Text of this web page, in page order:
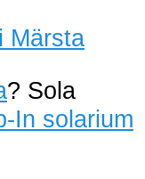
? Sola
In solarium